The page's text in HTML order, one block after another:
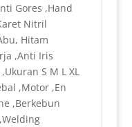
Gores ,Hand
Nitril
Hitam
,Anti Iris
S M L XL
,Motor ,En
,Berkebun